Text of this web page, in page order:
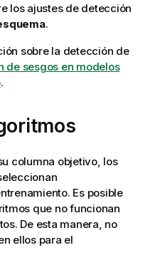
los ajustes de detección
.
sobre la detección de
de sesgos en modelos
.
columna objetivo, los
Es posible
que no funcionan
De esta manera, no
ellos para el